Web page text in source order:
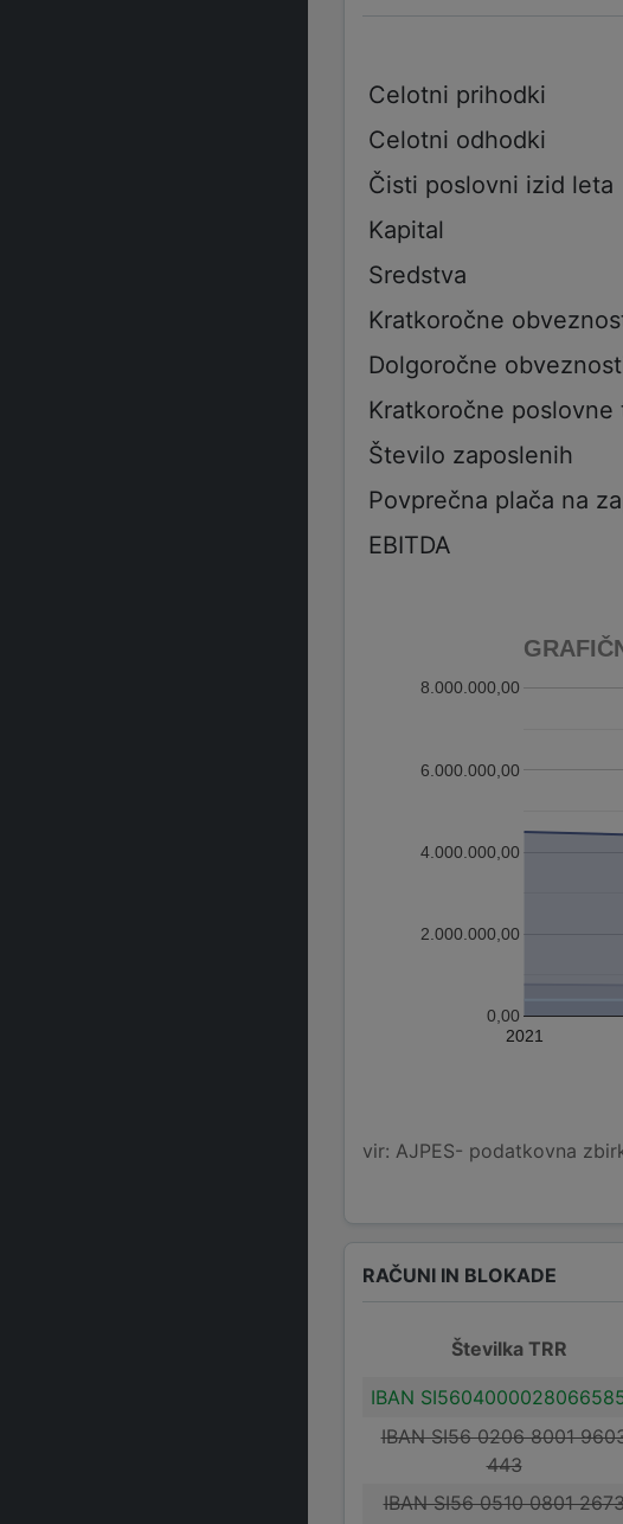
Celotni prihodki
Celotni odhodki
Čisti poslovni izid leta
Kapital
Sredstva
Kratkoročne
Dolgoročne
Kratkoročne poslovne
Število zaposlenih
Povprečna plača na
EBITDA
2021
0,00
2.000.000,00
4.000.000,00
6.000.000,00
8.000.000,00
vir: AJPES- podatkovna
RAČUNI IN BLOKADE
Številka TRR
IBAN
IBAN SI56 0206 8001
443
IBAN SI56 0510 0801